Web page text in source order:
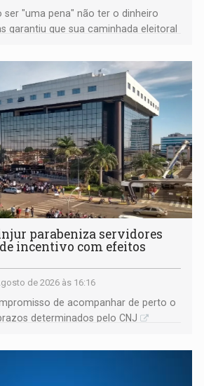
ser "uma pena" não ter o dinheiro
garantiu que sua caminhada eleitoral
parabeniza servidores
incentivo com efeitos
de 2026 às 16:16
de acompanhar de perto o
determinados pelo CNJ